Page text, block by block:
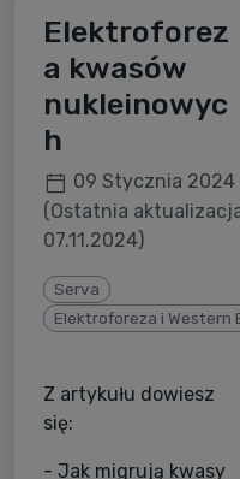
Elektroforez
a kwasów
nukleinowyc
h
09 Stycznia 2024
(Ostatnia
07.11.2024)
Serva
Elektroforeza i Western
Z artykułu dowiesz
się:
- Jak migrują kwasy